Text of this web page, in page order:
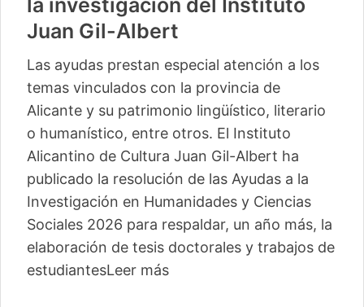
la investigación del Instituto
Juan Gil-Albert
Las ayudas prestan especial atención a los
temas vinculados con la provincia de
Alicante y su patrimonio lingüístico, literario
o humanístico, entre otros. El Instituto
Alicantino de Cultura Juan Gil-Albert ha
publicado la resolución de las Ayudas a la
Investigación en Humanidades y Ciencias
Sociales 2026 para respaldar, un año más, la
elaboración de tesis doctorales y trabajos de
estudiantesLeer más